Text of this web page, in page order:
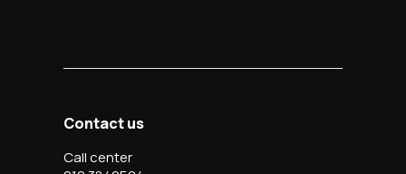
Contact us
Call center